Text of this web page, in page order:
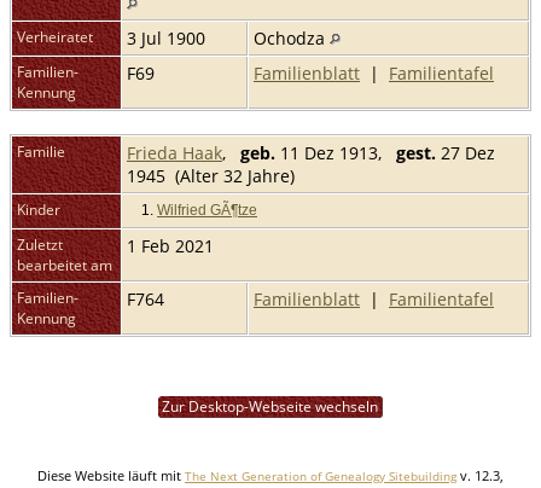
Verheiratet 3 Jul 1900 Ochodza
Familien-
Kennung
F69 Familienblatt | Familientafel
Familie Frieda Haak, geb. 11 Dez 1913, gest. 27 Dez
1945 (Alter 32 Jahre)
Kinder 1. Wilfried GÃ¶tze
Zuletzt
bearbeitet am
1 Feb 2021
Familien-
Kennung
F764 Familienblatt | Familientafel
Zur Desktop-Webseite wechseln
Diese Website läuft mit The Next Generation of Genealogy Sitebuilding v. 12.3,